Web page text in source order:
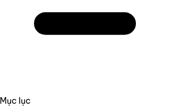
Mục lục